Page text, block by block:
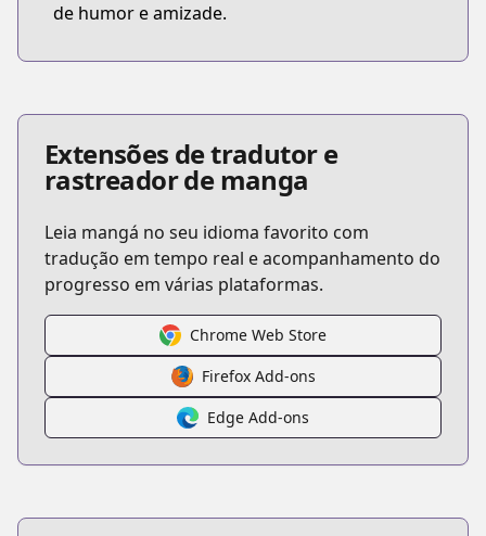
de humor e amizade.
Extensões de tradutor e
rastreador de manga
Leia mangá no seu idioma favorito com
tradução em tempo real e acompanhamento do
progresso em várias plataformas.
Chrome Web Store
Firefox Add-ons
Edge Add-ons